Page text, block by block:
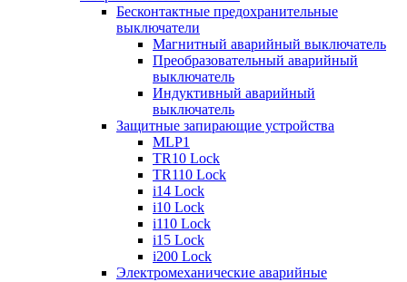
Бесконтактные предохранительные
выключатели
Магнитный аварийный выключатель
Преобразовательный аварийный
выключатель
Индуктивный аварийный
выключатель
Защитные запирающие устройства
MLP1
TR10 Lock
TR110 Lock
i14 Lock
i10 Lock
i110 Lock
i15 Lock
i200 Lock
Электромеханические аварийные